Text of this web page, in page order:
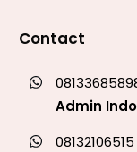
Contact
Admin
08132106515